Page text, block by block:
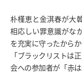
朴槿恵と金淇春が大
相応しい罪意識がな
を充実に守ったから
「ブラックリストは
会への参加者が「赤